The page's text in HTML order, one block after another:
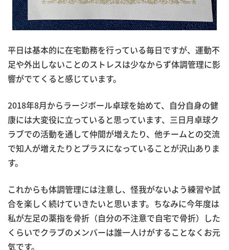
平日は基本的に在宅勤務を行っている毎日ですが、運動不
足や外出しないことのストレスは少なからず体調管理に影
響がでてくると感じています。
2018年8月からラージボール卓球を始めて、自分自身の健
康には大変役に立っていると思っています、三日月卓球ク
ラブでの活動を通して仲間が増えたり、他チームとの交流
で知人が増えたりとプラスになっていることが沢山ありま
す。
これからも体調管理には注意し、怪我がないよう練習や試
合を楽しく続けていきたいと思います。ちなみに今年度は
私が左足の薬指を骨折（自分の不注意で自宅で骨折）した
くらいでクラブのメンバーは誰一人けがすることなくお元
気です。